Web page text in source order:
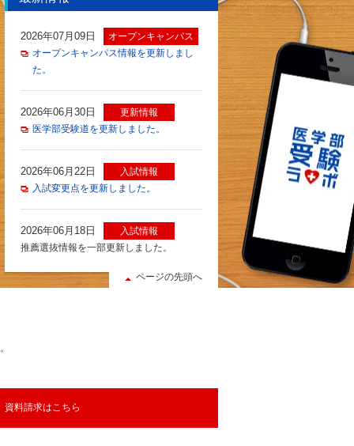
2026年07月09日
オープンキャンパス
オープンキャンパス情報を更新しまし
た。
2026年06月30日
更新情報
医学部受験道を更新しました。
2026年06月22日
入試情報
入試変更点を更新しました。
2026年06月18日
入試情報
推薦選抜情報を一部更新しました。
ページの先頭へ
資料請求はこちら